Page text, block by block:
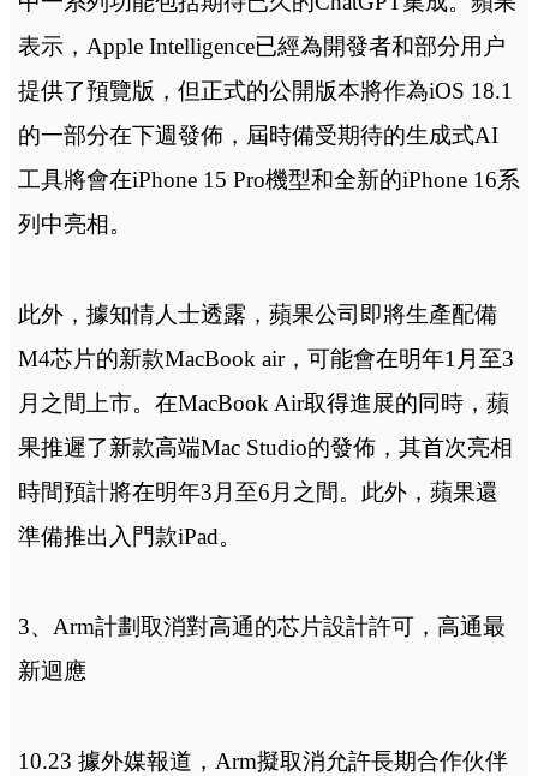
表示，Apple Intelligence已經為開發者和部分用户
提供了預覽版，但正式的公開版本將作為iOS 18.1
的一部分在下週發佈，屆時備受期待的生成式AI
工具將會在iPhone 15 Pro機型和全新的iPhone 16系
列中亮相。
此外，據知情人士透露，蘋果公司即將生產配備
M4芯片的新款MacBook air，可能會在明年1月至3
月之間上市。在MacBook Air取得進展的同時，蘋
果推遲了新款高端Mac Studio的發佈，其首次亮相
時間預計將在明年3月至6月之間。此外，蘋果還
準備推出入門款iPad。
3、Arm計劃取消對高通的芯片設計許可，高通最
新迴應
10.23 據外媒報道，Arm擬取消允許長期合作伙伴